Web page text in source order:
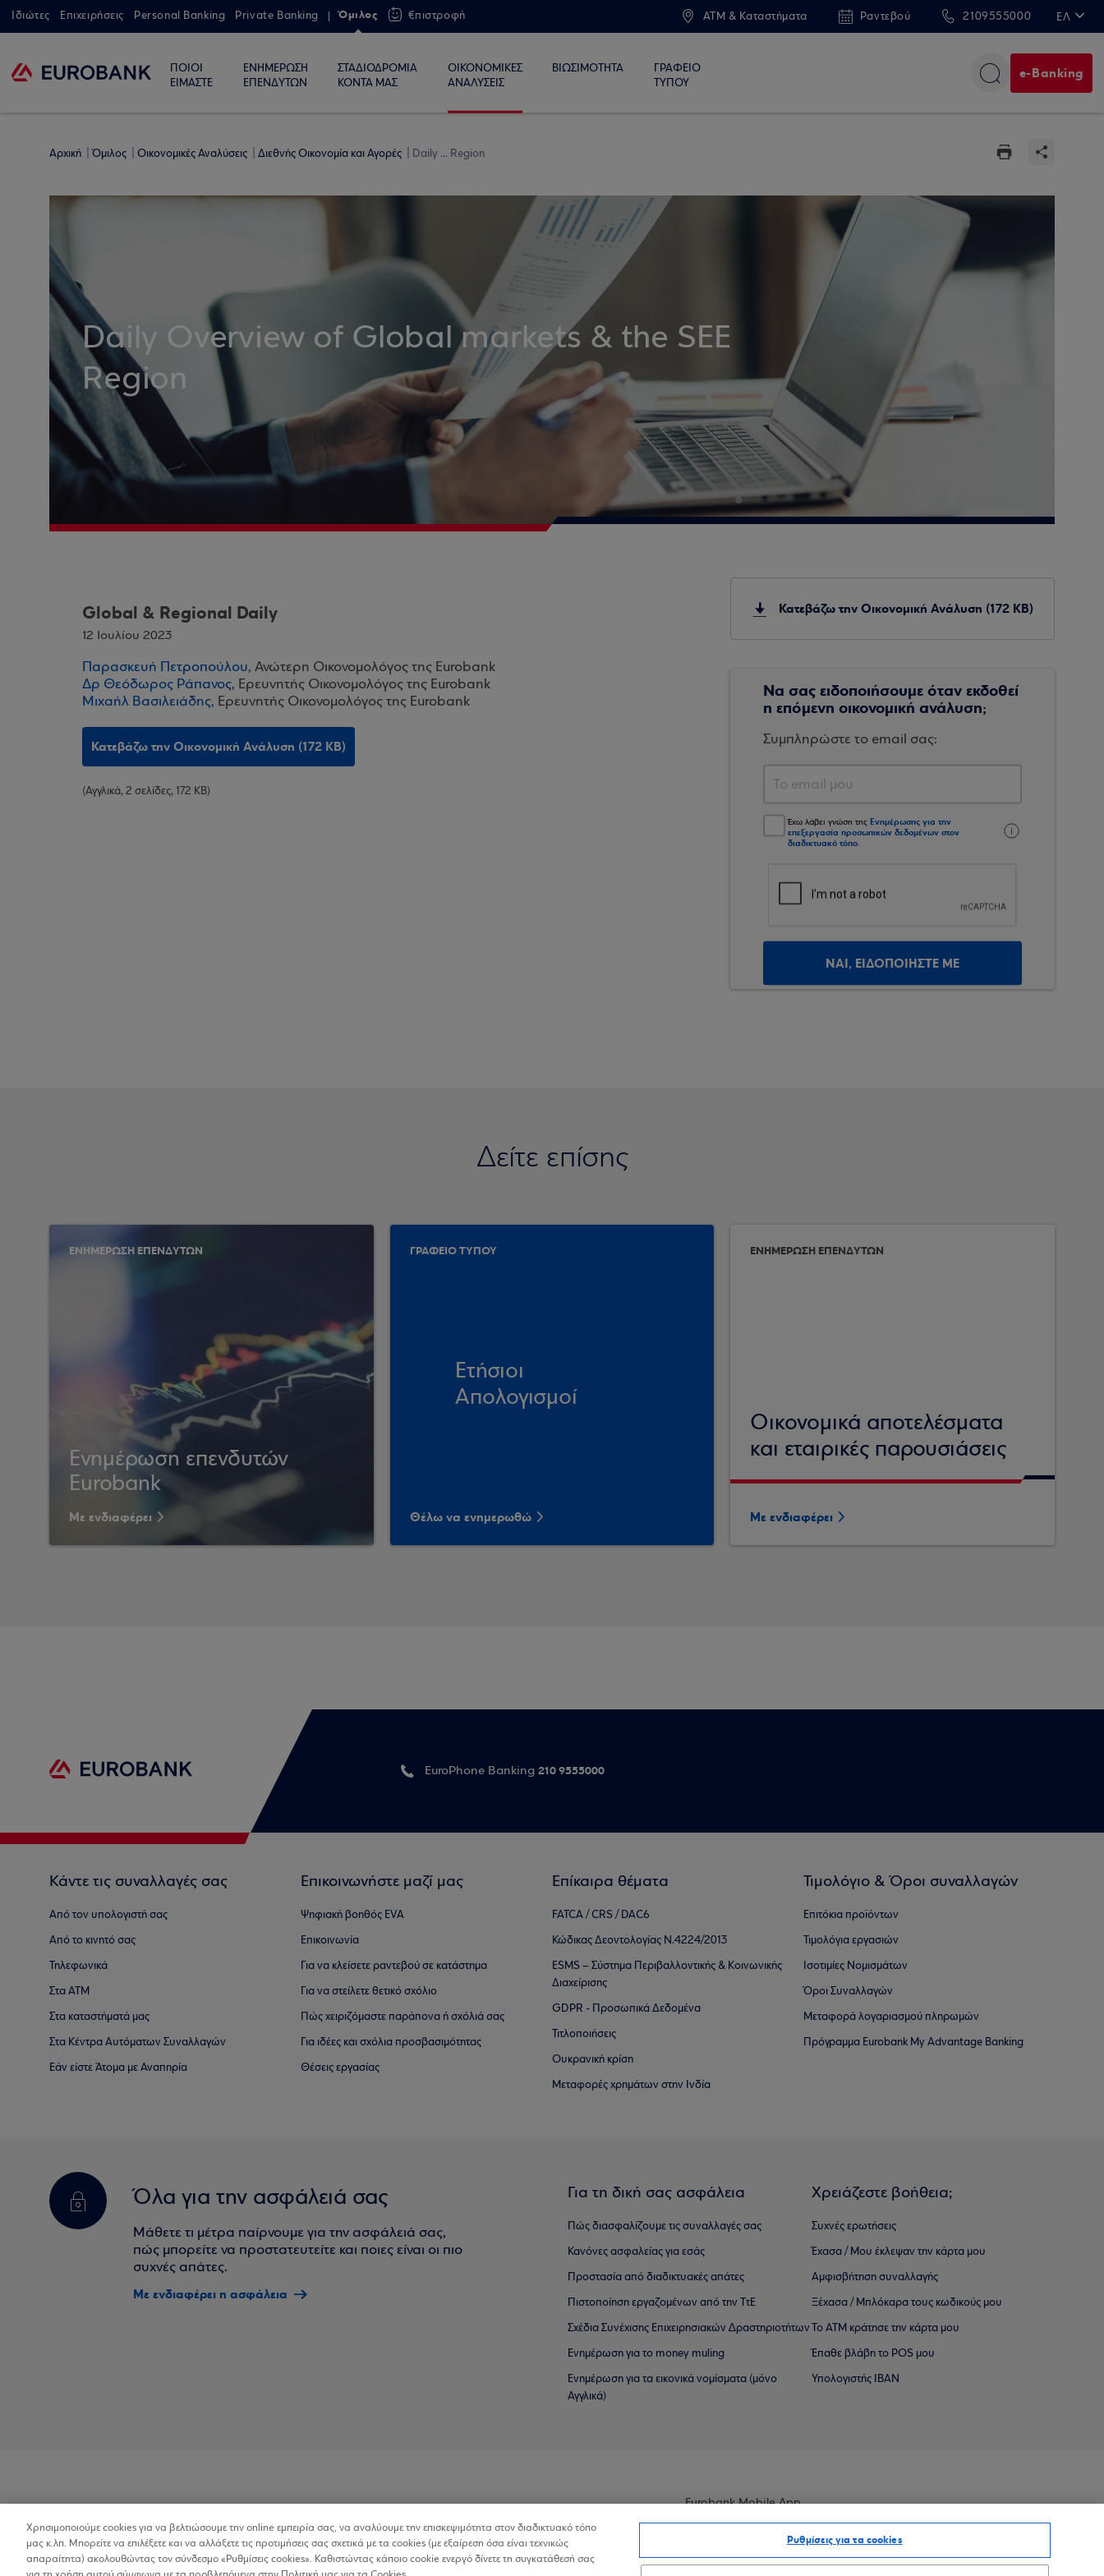
Ιδιώτες Επιχειρήσεις Personal Banking Private Banking Όμιλος €πιστροφή ATM & Καταστήματα Ραντεβού 2109555000 ΕΛ
ΠΟΙΟΙ
ΕΙΜΑΣΤΕ
ΕΝΗΜΕΡΩΣΗ
ΕΠΕΝΔΥΤΩΝ
ΣΤΑΔΙΟΔΡΟΜΙΑ
ΚΟΝΤΑ ΜΑΣ
ΟΙΚΟΝΟΜΙΚΕΣ
ΑΝΑΛΥΣΕΙΣ
ΒΙΩΣΙΜΟΤΗΤΑ
ΓΡΑΦΕΙΟ
ΤΥΠΟΥ
e-Banking
Αρχική Όμιλος Οικονομικές Αναλύσεις Διεθνής Οικονομία και Αγορές Daily ... Region
Daily Overview of Global markets & the SEE
Region
Global & Regional Daily
12 Ιουλίου 2023
Παρασκευή Πετροπούλου, Ανώτερη Οικονομολόγος της Eurobank
Δρ Θεόδωρος Ράπανος, Ερευνητής Οικονομολόγος της Eurobank
Μιχαήλ Βασιλειάδης, Ερευνητής Οικονομολόγος της Eurobank
Κατεβάζω την Οικονομική Ανάλυση (172 KB)
(Αγγλικά, 2 σελίδες, 172 KB)
Κατεβάζω την Οικονομική Ανάλυση (172 KB)
Να σας ειδοποιήσουμε όταν εκδοθεί
η επόμενη οικονομική ανάλυση;
Συμπληρώστε το email σας:
Έχω λάβει γνώση της Ενημέρωσης για την
επεξεργασία προσωπικών δεδομένων στον
διαδικτυακό τόπο.
ΝΑΙ, ΕΙΔΟΠΟΙΗΣΤΕ ΜΕ
Δείτε επίσης
ΕΝΗΜΕΡΩΣΗ ΕΠΕΝΔΥΤΩΝ
Ενημέρωση επενδυτών
Eurobank
Με ενδιαφέρει
ΓΡΑΦΕΙΟ ΤΥΠΟΥ
Ετήσιοι
Απολογισμοί
Θέλω να ενημερωθώ
ΕΝΗΜΕΡΩΣΗ ΕΠΕΝΔΥΤΩΝ
Οικονομικά αποτελέσματα
και εταιρικές παρουσιάσεις
Με ενδιαφέρει
EuroPhone Banking 210 9555000
Κάντε τις συναλλαγές σας
Από τον υπολογιστή σας
Από το κινητό σας
Τηλεφωνικά
Στα ΑΤΜ
Στα καταστήματά μας
Στα Κέντρα Αυτόματων Συναλλαγών
Εάν είστε Άτομα με Αναπηρία
Επικοινωνήστε μαζί μας
Ψηφιακή βοηθός EVA
Επικοινωνία
Για να κλείσετε ραντεβού σε κατάστημα
Για να στείλετε θετικό σχόλιο
Πώς χειριζόμαστε παράπονα ή σχόλιά σας
Για ιδέες και σχόλια προσβασιμότητας
Θέσεις εργασίας
Επίκαιρα θέματα
FATCA / CRS / DAC6
Κώδικας Δεοντολογίας Ν.4224/2013
ESMS – Σύστημα Περιβαλλοντικής & Κοινωνικής
Διαχείρισης
GDPR - Προσωπικά Δεδομένα
Τιτλοποιήσεις
Ουκρανική κρίση
Μεταφορές χρημάτων στην Ινδία
Τιμολόγιο & Όροι συναλλαγών
Επιτόκια προϊόντων
Τιμολόγια εργασιών
Ισοτιμίες Νομισμάτων
Όροι Συναλλαγών
Μεταφορά λογαριασμού πληρωμών
Πρόγραμμα Eurobank My Advantage Banking
Όλα για την ασφάλειά σας
Μάθετε τι μέτρα παίρνουμε για την ασφάλειά σας,
πώς μπορείτε να προστατευτείτε και ποιες είναι οι πιο
συχνές απάτες.
Με ενδιαφέρει η ασφάλεια
Για τη δική σας ασφάλεια
Πώς διασφαλίζουμε τις συναλλαγές σας
Κανόνες ασφαλείας για εσάς
Προστασία από διαδικτυακές απάτες
Πιστοποίηση εργαζομένων από την ΤτΕ
Σχέδια Συνέχισης Επιχειρησιακών ∆ραστηριοτήτων
Ενημέρωση για το money muling
Ενημέρωση για τα εικονικά νομίσματα (μόνο
Αγγλικά)
Χρειάζεστε βοήθεια;
Συχνές ερωτήσεις
Έχασα / Μου έκλεψαν την κάρτα μου
Αμφισβήτηση συναλλαγής
Ξέχασα / Μπλόκαρα τους κωδικούς μου
Το ΑΤΜ κράτησε την κάρτα μου
Έπαθε βλάβη το POS μου
Υπολογιστής IBAN
Προσβασιμότητα
Eurobank Mobile App
Χρησιμοποιούμε cookies για να βελτιώσουμε την online εμπειρία σας, να αναλύουμε την επισκεψιμότητα στον διαδικτυακό τόπο
μας κ.λπ. Μπορείτε να επιλέξετε και να αλλάξετε τις προτιμήσεις σας σχετικά με τα cookies (με εξαίρεση όσα είναι τεχνικώς
απαραίτητα) ακολουθώντας τον σύνδεσμο «Ρυθμίσεις cookies». Καθιστώντας κάποιο cookie ενεργό δίνετε τη συγκατάθεσή σας
Ρυθμίσεις για τα cookies